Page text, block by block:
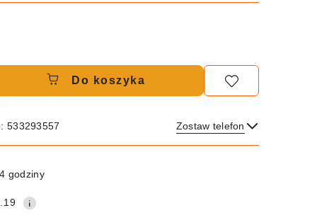
Do koszyka
533293557 Zostaw telefon
Wyślij
godziny